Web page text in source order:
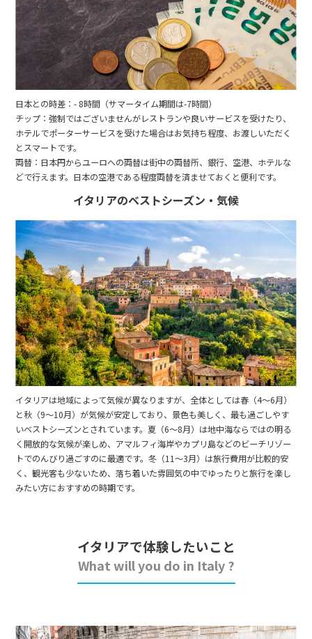
日本との時差：- 8時間（サマータイム期間は-7時間）
チップ：強制ではございませんがレストランや良いサービスを受けたり、
ホテルでポーターサービスを受けた場合はお気持ち程度、お渡しいただく
とスマートです。
両替：日本円からユーロへの両替は街中の両替所、銀行、空港、ホテルな
どで行えます。日本の空港である程度両替を済ませておくと便利です。
イタリアのベストシーズン・気候
イタリアは地域によって気候が異なりますが、全体としては春（4～6月）
と秋（9～10月）が気候が安定しており、景色も美しく、最も過ごしやす
いベストシーズンとされています。夏（6～8月）は地中海ならではの明る
く開放的な気候が楽しめ、アマルフィ海岸やカプリ島などのビーチリゾー
トでのんびり過ごすのに最適です。冬（11～3月）は旅行費用が比較的安
く、観光客も少ないため、落ち着いた雰囲気の中でゆったりと旅行を楽し
みたい方におすすめの時期です。
イタリアで体験したいこと
What will you do in Italy ?